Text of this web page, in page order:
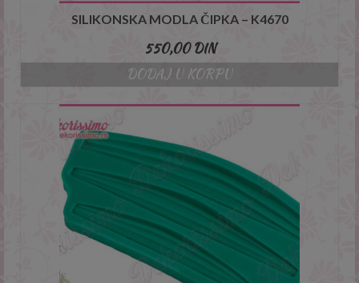
SILIKONSKA MODLA ČIPKA – K4670
550,00DIN
DODAJ U KORPU